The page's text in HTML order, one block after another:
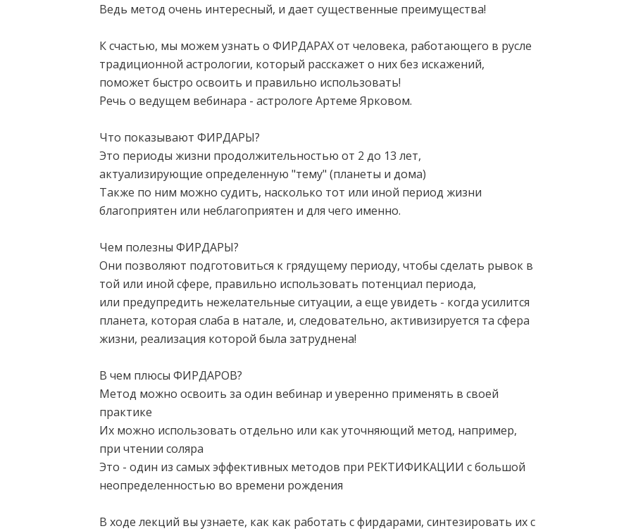
Ведь метод очень интересный, и дает существенные преимущества!
К счастью, мы можем узнать о ФИРДАРАХ от человека, работающего в русле
традиционной астрологии, который расскажет о них без искажений,
поможет быстро освоить и правильно использовать!
Речь о ведущем вебинара - астрологе Артеме Ярковом.
Что показывают ФИРДАРЫ?
Это периоды жизни продолжительностью от 2 до 13 лет,
актуализирующие определенную "тему" (планеты и дома)
Также по ним можно судить, насколько тот или иной период жизни
благоприятен или неблагоприятен и для чего именно.
Чем полезны ФИРДАРЫ?
Они позволяют подготовиться к грядущему периоду, чтобы сделать рывок в
той или иной сфере, правильно использовать потенциал периода,
или предупредить нежелательные ситуации, а еще увидеть - когда усилится
планета, которая слаба в натале, и, следовательно, активизируется та сфера
жизни, реализация которой была затруднена!
В чем плюсы ФИРДАРОВ?
Метод можно освоить за один вебинар и уверенно применять в своей
практике
Их можно использовать отдельно или как уточняющий метод, например,
при чтении соляра
Это - один из самых эффективных методов при РЕКТИФИКАЦИИ с большой
неопределенностью во времени рождения
В ходе лекций вы узнаете, как как работать с фирдарами, синтезировать их с